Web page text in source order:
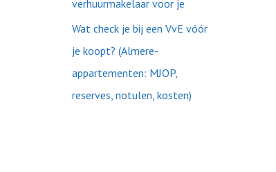
verhuurmakelaar voor je
Wat check je bij een VvE vóór
je koopt? (Almere-
appartementen: MJOP,
reserves, notulen, kosten)